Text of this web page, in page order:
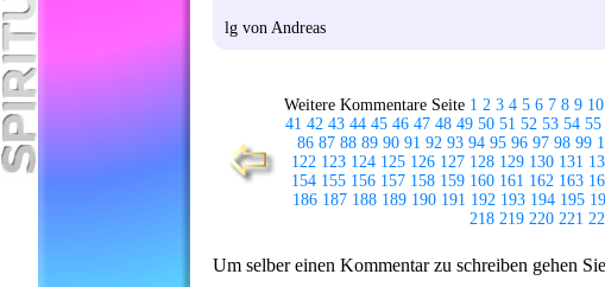
lg von Andreas
Weitere Kommentare Seite 1 2 3 4 5 6 7 8 9 10
41 42 43 44 45 46 47 48 49 50 51 52 53 54 55
86 87 88 89 90 91 92 93 94 95 96 97 98 99
122 123 124 125 126 127 128 129 130 131
154 155 156 157 158 159 160 161 162 163
186 187 188 189 190 191 192 193 194 195
218 219 220 221
Um selber einen Kommentar zu schreiben gehen